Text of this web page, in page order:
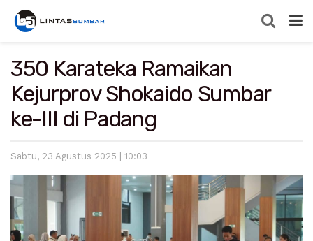
350 Karateka Ramaikan
Kejurprov Shokaido Sumbar
ke-III di Padang
Sabtu, 23 Agustus 2025 | 10:03